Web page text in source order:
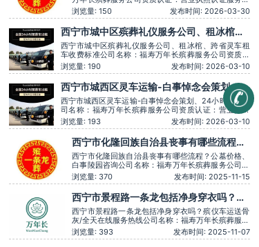
念：客户至上，服务至上服务时间：全天在线用户评
价：丧事一条龙服务顺畅，解答耐心细致。主营服
务：殡葬服务、灵堂布置、丧葬一条龙、殡仪车出
租、白事服务、灵车接运、殡葬用品、长途跨省殡葬
用车、火化预约，下葬安葬礼仪
浏览量: 150 发布时间: 2026-03-30
西宁市城中区殡葬礼仪服务公司、租冰棺、
跨省灵车租车收费标准
西宁市城中区殡葬礼仪服务公司、租冰棺、跨省灵车租
车收费标准公司名称：福寿万年长殡葬服务公司资质认
证：营业执照认证服务理念：客户至上，服务至上服务
时间：全天在线用户评价：时间守约，从不拖沓误事。
主营服务：殡葬服务、灵堂布置、丧葬一条龙、殡仪车
出租、白事服务、灵车接运、殡葬用品、长途跨省殡葬
用车、火化预
浏览量: 190 发布时间: 2026-03-10
西宁市城西区灵车运输​-白事悼念会策划、
24小时服务
西宁市城西区灵车运输-白事悼念会策划、24小时服务公
司名称：福寿万年长殡葬服务公司资质认证：营业执照
认证服务理念：客户至上，服务至上服务时间：全天在
线用户评价：时间守约，从不拖沓误事。主营服务：殡
葬服务、灵堂布置、丧葬一条龙、殡仪车出租、白事服
务、灵车接运、殡葬用品、长途跨省殡葬用车、火化预
约，下葬安葬
浏览量: 193 发布时间: 2026-03-10
西宁市化隆回族自治县丧事有哪些流程？
公墓价格、白事陵园咨询
西宁市化隆回族自治县丧事有哪些流程？公墓价格、
白事陵园咨询公司名称：福寿万年长殡葬服务公司资
质认证：营业执照认证服务理念：客户至上，服务至
上服务时间：全天在线用户评价：价格透明，没有隐
形消费。主营服务：殡葬服务、灵堂布置、丧葬一条
龙、殡仪车出租、白事服务、灵车接运、殡葬用品、
长途跨省殡葬用车、火化预
浏览量: 370 发布时间: 2025-11-15
西宁市景程路一条龙包括净身穿衣吗？殡
仪车运送骨灰/全天在线服务热线
西宁市景程路一条龙包括净身穿衣吗？殡仪车运送骨
灰/全天在线服务热线公司名称：福寿万年长殡葬服务
公司资质认证：营业执照认证服务理念：客户至上，
服务至上服务时间：全天在线用户评价：服务有认真
浏览量: 393 发布时间: 2025-11-07